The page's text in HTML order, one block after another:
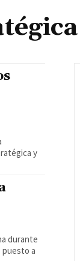
y
durante
puesto a